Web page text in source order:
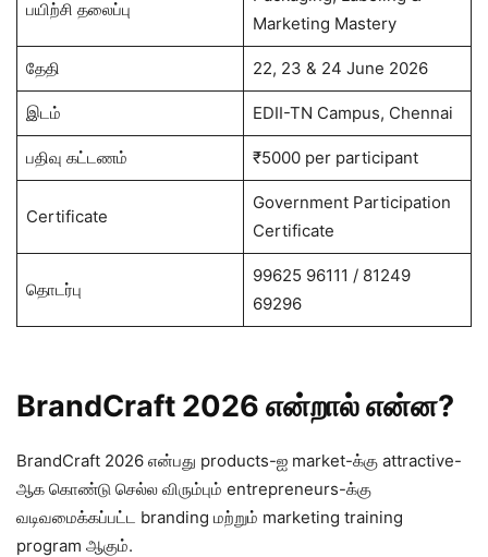
பயிற்சி தலைப்பு
Marketing Mastery
தேதி 22, 23 & 24 June 2026
இடம் EDII-TN Campus, Chennai
பதிவு கட்டணம் ₹5000 per participant
Certificate
Government Participation
Certificate
தொடர்பு
99625 96111 / 81249
69296
BrandCraft 2026 என்றால் என்ன?
BrandCraft 2026 என்பது products-ஐ market-க்கு attractive-
ஆக கொண்டு செல்ல விரும்பும் entrepreneurs-க்கு
வடிவமைக்கப்பட்ட branding மற்றும் marketing training
program ஆகும்.